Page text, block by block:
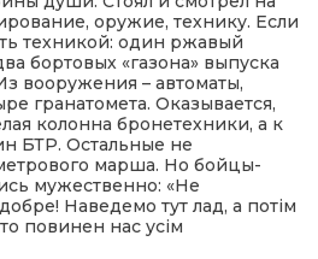
оружие, технику. Если
техникой: один ржавый
бортовых «газона» выпуска
вооружения – автоматы,
гранатомета. Оказывается,
колонна бронетехники, а к
БТР. Остальные не
марша. Но бойцы-
мужественно: «Не
Наведемо тут лад, а потім
повинен нас усім